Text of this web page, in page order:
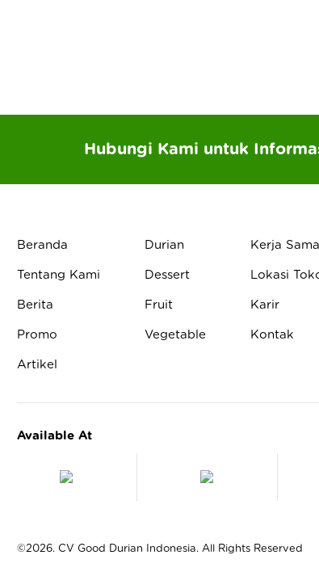
Hubungi Kami untuk
Beranda
Tentang Kami
Berita
Promo
Artikel
Durian
Dessert
Fruit
Vegetable
Kerja Sama
Lokasi
Karir
Kontak
Available At
©2026. CV Good Durian Indonesia. All Rights Reserved